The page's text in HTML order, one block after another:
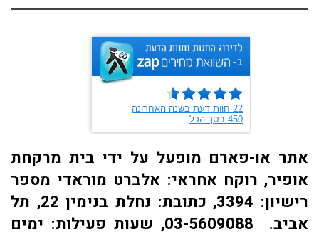
אתר או-פארם מופעל על ידי בית מרקחת
אופיר, רוקח אחראי: אלברט מוראדי מספר
רישיון: 3394, כתובת: ​נחלת בנימין 22, תל
אביב. 03-5609088, שעות פעילות: ימים